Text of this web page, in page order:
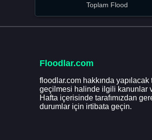
Toplam Flood
Floodlar.com
floodlar.com hakkında
geçilmesi halinde ilgili kanunlar
Hafta içerisinde tarafımızdan
durumlar için irtibata geçin.